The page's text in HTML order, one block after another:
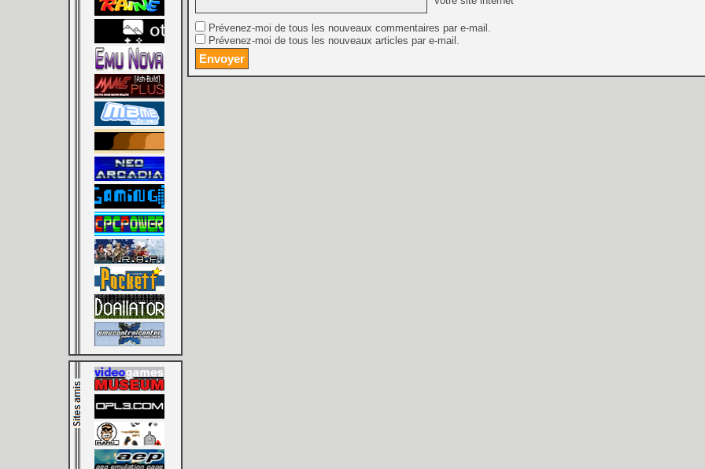
[GK] Dans ce jeu de
Prévenez-moi de tous les nouveaux commentaires par e-mail.
Prévenez-moi de tous les nouveaux articles par e-mail.